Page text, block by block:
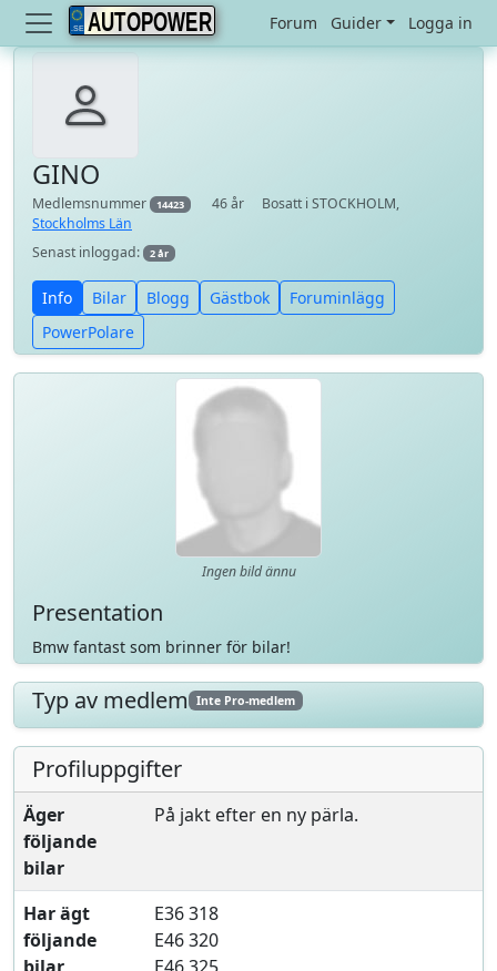
AUTOPOWER Forum Guider Logga in
GINO
Medlemsnummer 14423 46 år
Bosatt i STOCKHOLM,
Stockholms Län
Senast inloggad:
2 år
Info Bilar Blogg Gästbok
Foruminlägg
PowerPolare
Ingen bild ännu
Presentation
Bmw fantast som brinner för bilar!
Typ av medlem Inte Pro-medlem
Profiluppgifter
Äger
följande
bilar
På jakt efter en ny pärla.
Har ägt
följande
E36 318
E46 320